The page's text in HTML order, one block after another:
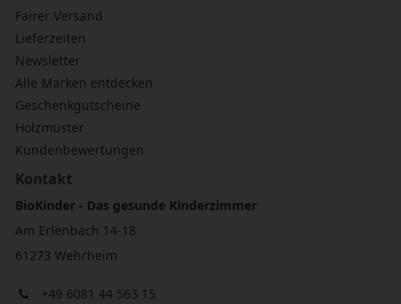
Fairer Versand
Lieferzeiten
Newsletter
Alle Marken entdecken
Geschenkgutscheine
Holzmuster
Kundenbewertungen
Kontakt
BioKinder - Das gesunde Kinderzimmer
Am Erlenbach 14-18
61273 Wehrheim
+49 6081 44 563 15